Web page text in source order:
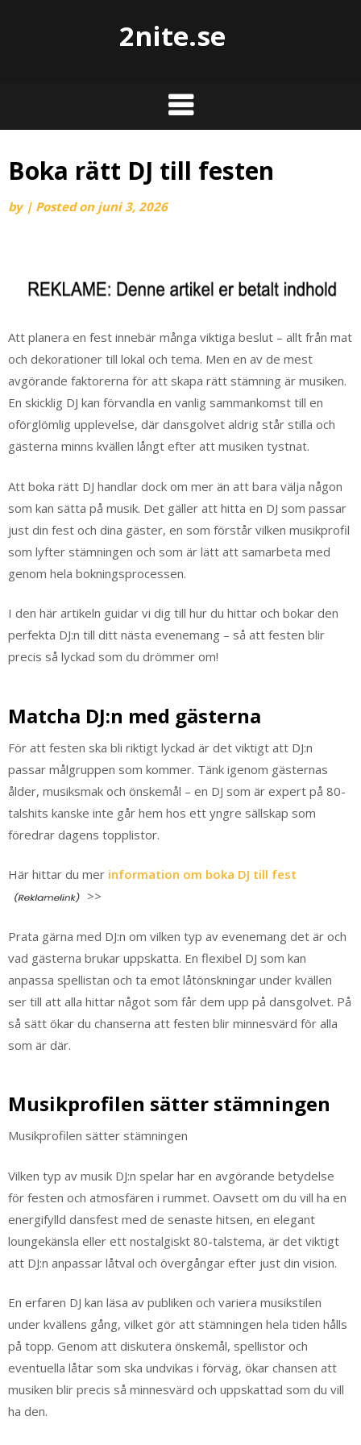
2nite.se
Boka rätt DJ till festen
by | Posted on juni 3, 2026
Att planera en fest innebär många viktiga beslut – allt från mat
och dekorationer till lokal och tema. Men en av de mest
avgörande faktorerna för att skapa rätt stämning är musiken.
En skicklig DJ kan förvandla en vanlig sammankomst till en
oförglömlig upplevelse, där dansgolvet aldrig står stilla och
gästerna minns kvällen långt efter att musiken tystnat.
Att boka rätt DJ handlar dock om mer än att bara välja någon
som kan sätta på musik. Det gäller att hitta en DJ som passar
just din fest och dina gäster, en som förstår vilken musikprofil
som lyfter stämningen och som är lätt att samarbeta med
genom hela bokningsprocessen.
I den här artikeln guidar vi dig till hur du hittar och bokar den
perfekta DJ:n till ditt nästa evenemang – så att festen blir
precis så lyckad som du drömmer om!
Matcha DJ:n med gästerna
För att festen ska bli riktigt lyckad är det viktigt att DJ:n
passar målgruppen som kommer. Tänk igenom gästernas
ålder, musiksmak och önskemål – en DJ som är expert på 80-
talshits kanske inte går hem hos ett yngre sällskap som
föredrar dagens topplistor.
Här hittar du mer information om boka DJ till fest
>>
Prata gärna med DJ:n om vilken typ av evenemang det är och
vad gästerna brukar uppskatta. En flexibel DJ som kan
anpassa spellistan och ta emot låtönskningar under kvällen
ser till att alla hittar något som får dem upp på dansgolvet. På
så sätt ökar du chanserna att festen blir minnesvärd för alla
som är där.
Musikprofilen sätter stämningen
Musikprofilen sätter stämningen
Vilken typ av musik DJ:n spelar har en avgörande betydelse
för festen och atmosfären i rummet. Oavsett om du vill ha en
energifylld dansfest med de senaste hitsen, en elegant
loungekänsla eller ett nostalgiskt 80-talstema, är det viktigt
att DJ:n anpassar låtval och övergångar efter just din vision.
En erfaren DJ kan läsa av publiken och variera musikstilen
under kvällens gång, vilket gör att stämningen hela tiden hålls
på topp. Genom att diskutera önskemål, spellistor och
eventuella låtar som ska undvikas i förväg, ökar chansen att
musiken blir precis så minnesvärd och uppskattad som du vill
ha den.